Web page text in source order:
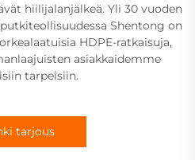
hiilijalanjälkeä. Yli 30 vuoden
Shentong on
HDPE-ratkaisuja,
asiakkaidemme
tarpeisiin.
tarjous